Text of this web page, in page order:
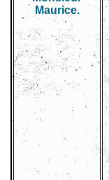
Maurice.